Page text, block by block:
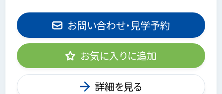
お問い合わせ・見学予約
お気に入りに追加
詳細を見る